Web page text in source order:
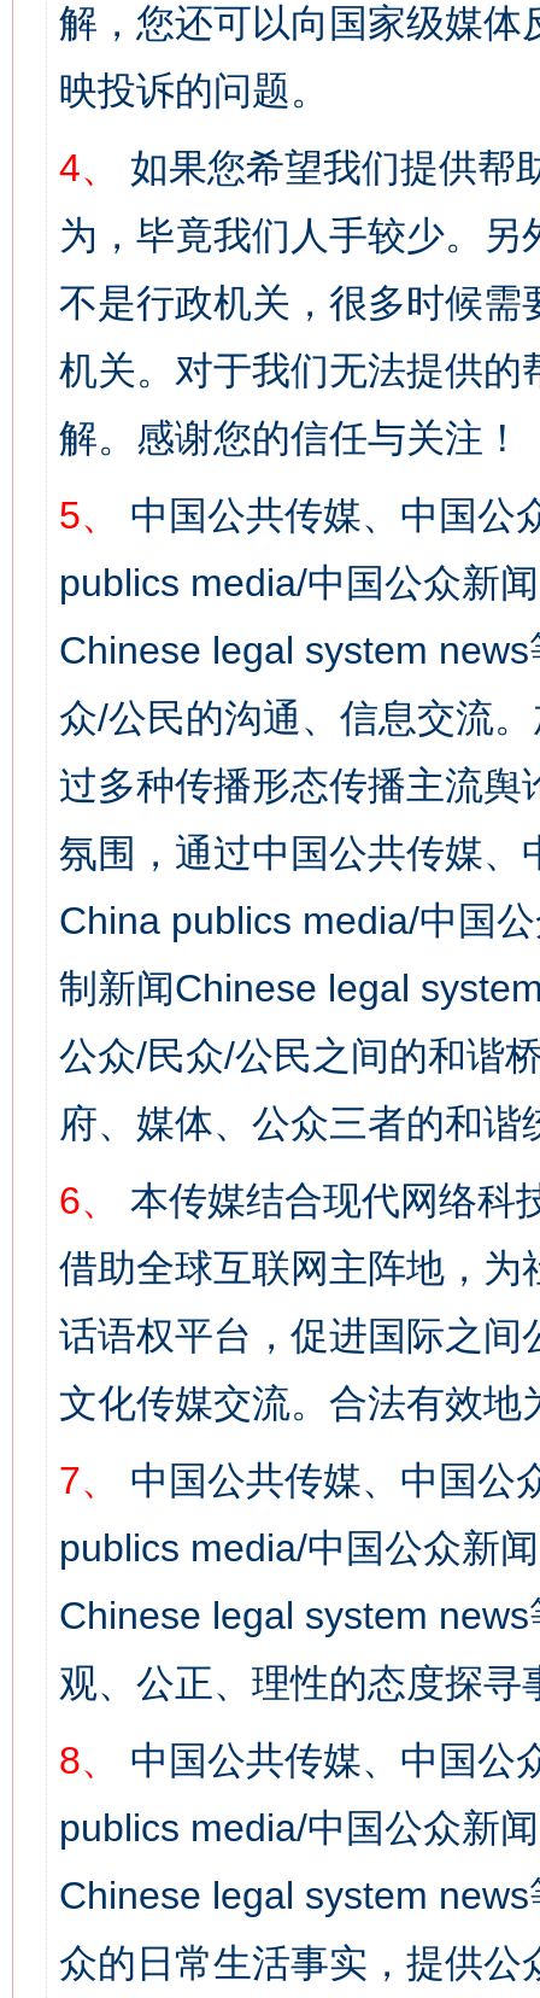
解，您还可以向国家级媒
映投诉的问题。
4、
如果您希望我们提供帮
为，毕竟我们人手较少。
不是行政机关，很多时候
机关。对于我们无法提供
解。感谢您的信任与关注！
5、
中国公共传媒、中国公
publics media/中国公众新
Chinese legal system
众/公民的沟通、信息交流
过多种传播形态传播主流
氛围，通过中国公共传媒
China publics media/中国
制新闻Chinese legal
公众/民众/公民之间的和谐
府、媒体、公众三者的和谐
6、
本传媒结合现代网络科
借助全球互联网主阵地，
话语权平台，促进国际之
文化传媒交流。合法有效地
7、
中国公共传媒、中国公
publics media/中国公众新
Chinese legal system
观、公正、理性的态度探寻
8、
中国公共传媒、中国公
publics media/中国公众新
Chinese legal system
众的日常生活事实，提供